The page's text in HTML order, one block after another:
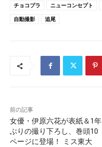
チョコプラ
ニューコンセプト
自動撮影
追尾
前の記事
女優・伊原六花が表紙＆1年
ぶりの撮り下ろし、巻頭10
ページに登場！ ミス東大